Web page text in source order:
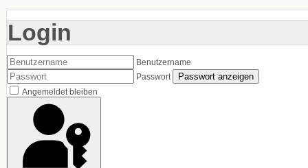
Login
Benutzername
Passwort
Passwort anzeigen
Angemeldet bleiben